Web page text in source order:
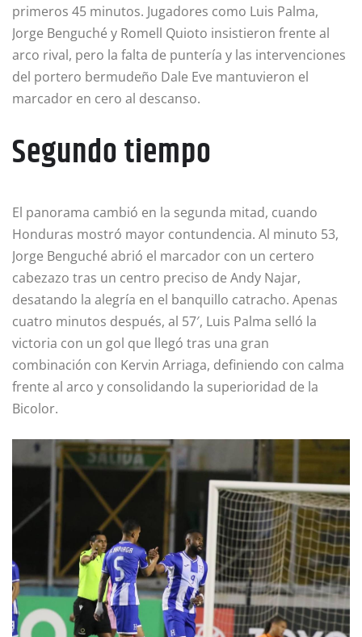
primeros 45 minutos. Jugadores como Luis Palma,
Jorge Benguché y Romell Quioto insistieron frente al
arco rival, pero la falta de puntería y las intervenciones
del portero bermudeño Dale Eve mantuvieron el
marcador en cero al descanso.
Segundo tiempo
El panorama cambió en la segunda mitad, cuando
Honduras mostró mayor contundencia. Al minuto 53,
Jorge Benguché abrió el marcador con un certero
cabezazo tras un centro preciso de Andy Najar,
desatando la alegría en el banquillo catracho. Apenas
cuatro minutos después, al 57′, Luis Palma selló la
victoria con un gol que llegó tras una gran
combinación con Kervin Arriaga, definiendo con calma
frente al arco y consolidando la superioridad de la
Bicolor.